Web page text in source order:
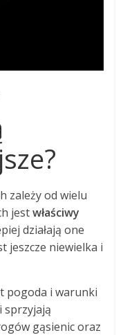
zależy od wielu
jestwłaściwy
działają one
jeszcze niewielka i
pogoda i warunki
sprzyjają
gąsienic oraz